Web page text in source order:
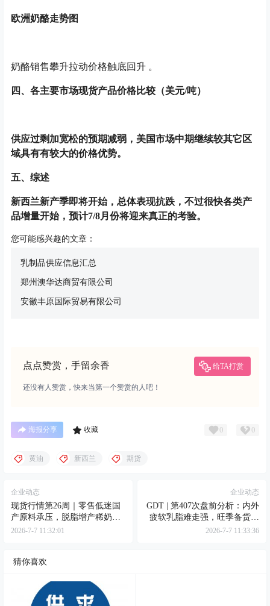
欧洲奶酪走势图
奶酪销售攀升拉动价格触底回升 。
四、各主要市场现货产品价格比较（美元/吨）
供应过剩加宽松的预期减弱，美国市场中期继续较其它区
域具有有较大的价格优势。
五、综述
新西兰新产季即将开始，总体表现抗跌，不过很快各类产
品增量开始，预计7/8月份将迎来真正的考验。
您可能感兴趣的文章：
乳制品供应信息汇总
郑州澳华达商贸有限公司
安徽丰原国际贸易有限公司
点点赞赏，手留余香 给TA打赏
还没有人赞赏，快来当第一个赞赏的人吧！
海报分享 收藏 0 0
黄油 新西兰 期货
企业动态
现货行情第26周｜零售低迷国
产原料承压，脱脂增产稀奶油
过剩加剧
2026-7-7 11:32:01
企业动态
GDT | 第407次盘前分析：内外
疲软乳脂难走强，旺季备货全
脂有支撑
2026-7-7 11:33:36
猜你喜欢